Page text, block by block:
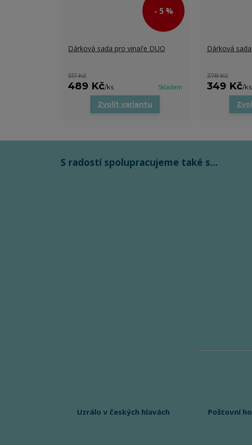
- 5 %
Dárková sada pro vinaře DUO
517 Kč
489 Kč/ks Skladem
Zvolit variantu
Dárková
378 Kč
349 Kč/ks
S radostí spolupracujeme také s...
Uzrálo v českých hlavách Poštovní